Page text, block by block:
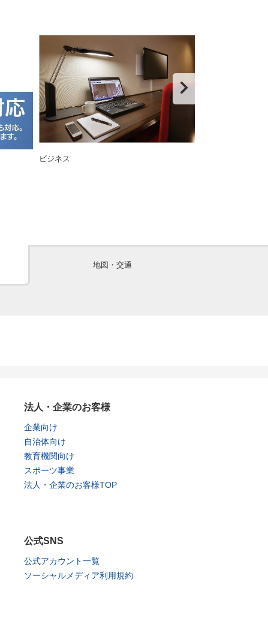
ビジネス
地図・交通
法人・企業のお客様
企業向け
自治体向け
教育機関向け
スポーツ事業
法人・企業のお客様TOP
公式SNS
公式アカウント一覧
ソーシャルメディア利用規約